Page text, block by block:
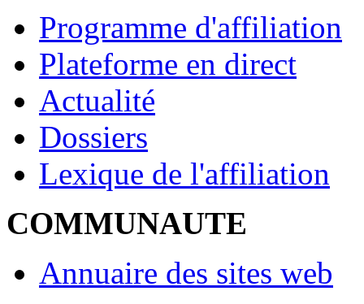
Programme d'affiliation
Plateforme en direct
Actualité
Dossiers
Lexique de l'affiliation
COMMUNAUTE
Annuaire des sites web